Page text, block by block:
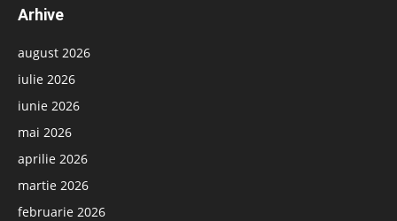
Arhive
august 2026
iulie 2026
iunie 2026
mai 2026
aprilie 2026
martie 2026
februarie 2026